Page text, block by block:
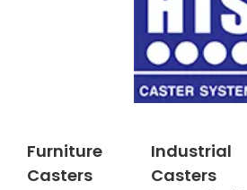
Furniture
Casters
Industrial
Casters